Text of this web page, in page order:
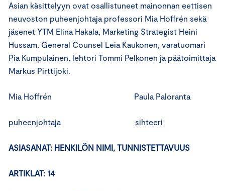
Asian käsittelyyn ovat osallistuneet mainonnan eettisen
neuvoston puheenjohtaja professori Mia Hoffrén sekä
jäsenet YTM Elina Hakala, Marketing Strategist Heini
Hussam, General Counsel Leia Kaukonen, varatuomari
Pia Kumpulainen, lehtori Tommi Pelkonen ja päätoimittaja
Markus Pirttijoki.
Mia Hoffrén Paula Paloranta
puheenjohtaja sihteeri
ASIASANAT: HENKILÖN NIMI, TUNNISTETTAVUUS
ARTIKLAT: 14